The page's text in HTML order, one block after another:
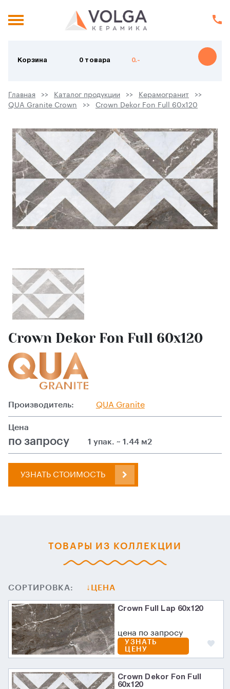
Корзина 0 товара 0.-
Главная Каталог продукции
Керамогранит
QUA Granite Crown
Crown Dekor Fon Full 60х120
Crown Dekor Fon Full 60х120
Производитель: QUA Granite
Цена
по запросу 1 упак. ~ 1.44 м2
УЗНАТЬ СТОИМОСТЬ
ТОВАРЫ ИЗ КОЛЛЕКЦИИ
СОРТИРОВКА: ЦЕНА
Crown Full Lap 60х120
цена по запросу
УЗНАТЬ
ЦЕНУ
Crown Dekor Fon Full
60х120